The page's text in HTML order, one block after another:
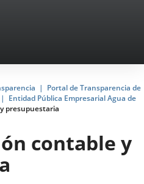
Portal de Transparencia de
Entidad Pública Empresarial Agua de
presupuestaria
contable y